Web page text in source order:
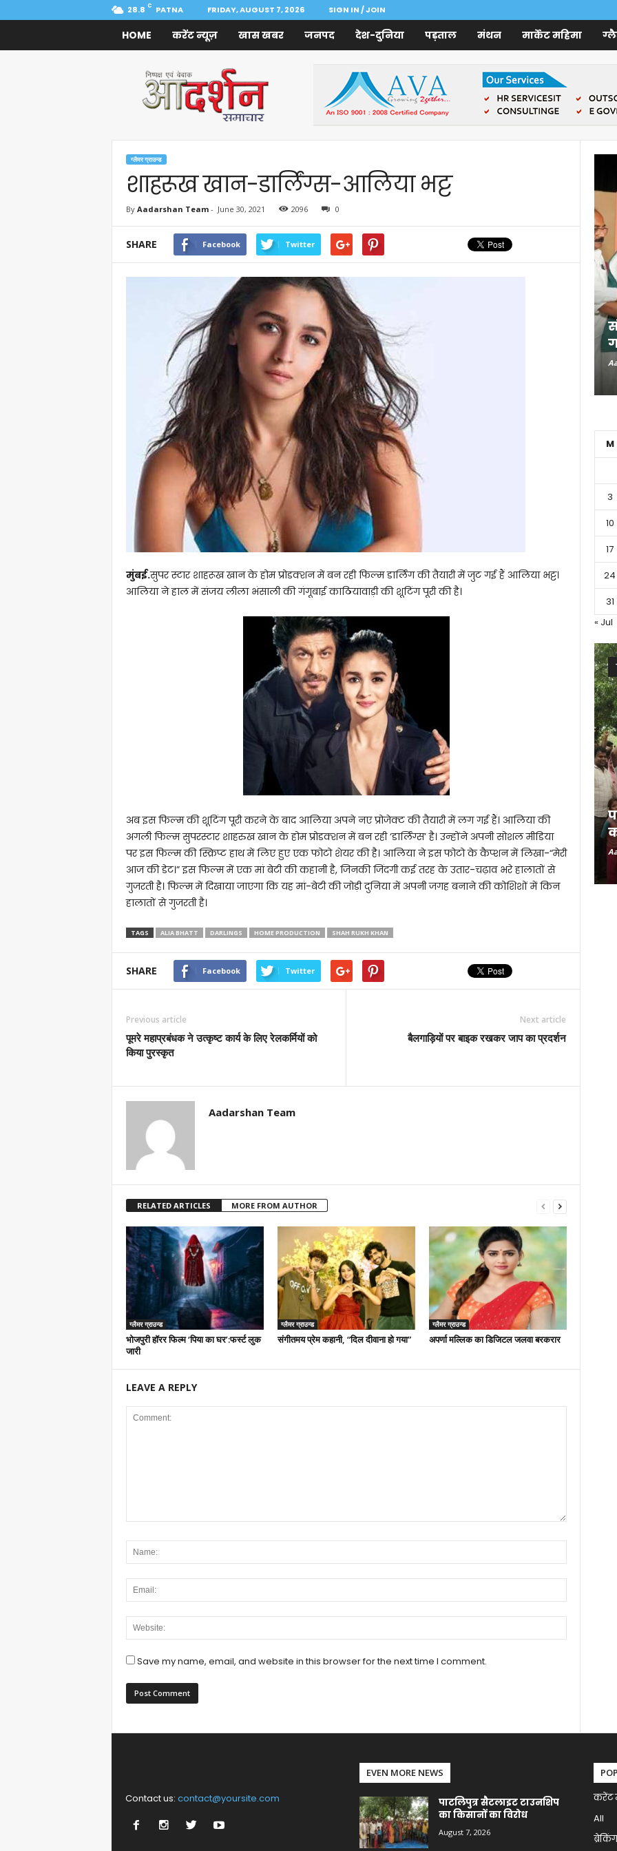
28.8 C PATNA FRIDAY, AUGUST 7, 2026 SIGN IN / JOIN
HOME करेंट न्यूज़ खास खबर जनपद देश-दुनिया पड़ताल मंथन मार्केट महिमा
Samachar
ग्लैमर ग्राउन्ड
शाहरूख खान-डार्लिंग्स-आलिया भट्ट
By Aadarshan Team- June 30, 2021 2096 0
SHARE Facebook Twitter
मुंबई.सुपर स्टार शाहरूख खान के होम प्रोडक्शन में बन रही फिल्म डार्लिंग की तैयारी में जुट गई हैं आलिया भट्ट।
आलिया ने हाल में संजय लीला भंसाली की गंगूबाई काठियावाड़ी की शूटिंग पूरी की है।
अब इस फिल्म की शूटिंग पूरी करने के बाद आलिया अपने नए प्रोजेक्ट की तैयारी में लग गई हैं। आलिया की
अगली फिल्म सुपरस्टार शाहरुख खान के होम प्रोडक्शन में बन रही ‘डार्लिंग्स’ है। उन्होंने अपनी सोशल मीडिया
पर इस फिल्म की स्क्रिप्ट हाथ में लिए हुए एक फोटो शेयर की है। आलिया ने इस फोटो के कैप्शन में लिखा-“मेरी
आज की डेट।” इस फिल्म में एक मां बेटी की कहानी है, जिनकी जिंदगी कई तरह के उतार-चढ़ाव भरे हालातों से
गुजरती है। फिल्म में दिखाया जाएगा कि यह मां-बेटी की जोड़ी दुनिया में अपनी जगह बनाने की कोशिशों में किन
हालातों से गुजरती है।
TAGS ALIA BHATT DARLINGS HOME PRODUCTION SHAH RUKH KHAN
SHARE Facebook Twitter
Previous article
पूमरे महाप्रबंधक ने उत्कृष्ट कार्य के लिए रेलकर्मियों को
किया पुरस्कृत
Next article
बैलगाड़ियों पर बाइक रखकर जाप का प्रदर्शन
Aadarshan Team
RELATED ARTICLES MORE FROM AUTHOR
ग्लैमर ग्राउन्ड
भोजपुरी हॉरर फिल्म ‘पिया का घर’:फर्स्ट लुक
जारी
ग्लैमर ग्राउन्ड
संगीतमय प्रेम कहानी, “दिल दीवाना हो गया”
ग्लैमर ग्राउन्ड
अपर्णा मल्लिक का डिजिटल जलवा बरकरार
LEAVE A REPLY
Save my name, email, and website in this browser for the next time I comment.
M
3
10
17
24
31
« Jul
Contact us: contact@yoursite.com
EVEN MORE NEWS
पाटलिपुत्र सैटलाइट टाउनशिप
का किसानों का विरोध
August 7, 2026
करेंट
All